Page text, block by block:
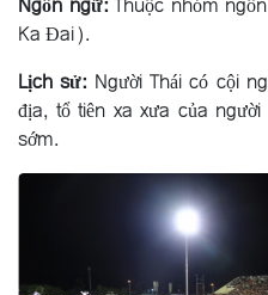
Ka Ðai).
Lịch sử: Người Thái có cội
địa, tổ tiên xa xưa của
sớm.